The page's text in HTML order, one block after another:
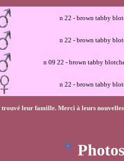
n 22 - brown tabby
n 22 - brown tabby
n 09 22 - brown tabby
n 22 - brown tabby
trouvé leur famille. Merci à leurs